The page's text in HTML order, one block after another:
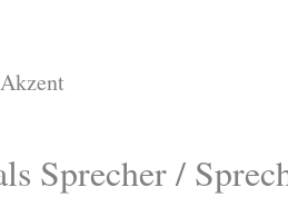
Sprecher /